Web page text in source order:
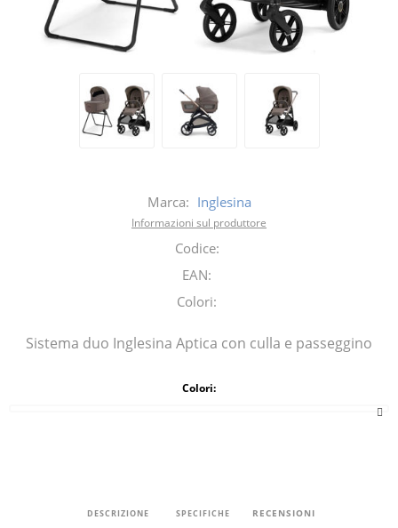
Marca: Inglesina
Informazioni sul produttore
Codice:
EAN:
Colori:
Sistema duo Inglesina Aptica con culla e passeggino
Colori:
DESCRIZIONE SPECIFICHE RECENSIONI